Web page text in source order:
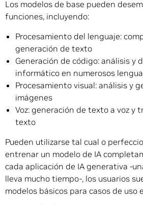
Los modelos de base pueden
funciones, incluyendo:
Procesamiento del lenguaje:
generación de texto
Generación de código: análisis y
informático en numerosos
Procesamiento visual: análisis y
imágenes
Voz: generación de texto a voz y
texto
Pueden utilizarse tal cual o
entrenar un modelo de IA
cada aplicación de IA generativa -
lleva mucho tiempo-, los usuarios
modelos básicos para casos de uso